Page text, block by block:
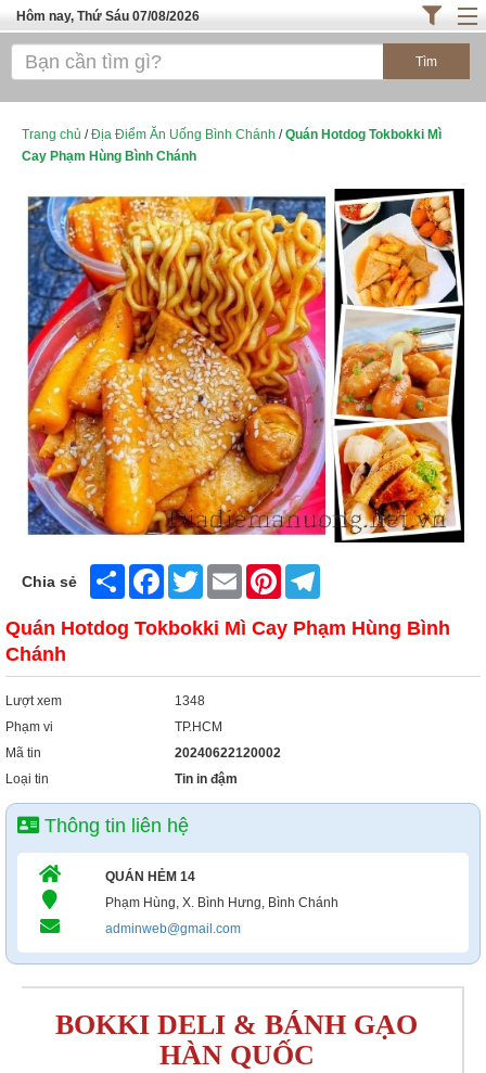
Hôm nay, Thứ Sáu 07/08/2026
Trang chủ
Cafe - Kem- Trà Sữa
Thực Phẩm Nông Hải Sản
ĐỊA ĐIỂM ĂN UỐNG HÀ NỘI
TOP QUÁN ĂN
Trang chủ /Địa Điểm Ăn Uống Bình Chánh /Quán Hotdog Tokbokki Mì
Cay Phạm Hùng Bình Chánh
Chia sẻ Share FacebookTwitter Email Pinterest
Quán Hotdog Tokbokki Mì Cay Phạm Hùng Bình
Chánh
Lượt xem
1348
Phạm vi
TP.HCM
Mã tin
20240622120002
Loại tin
Tin in đậm
Thông tin liên hệ
QUÁN HẺM 14
Phạm Hùng, X. Bình Hưng, Bình Chánh
adminweb@gmail.com
BOKKI DELI & BÁNH GẠO
HÀN QUỐC